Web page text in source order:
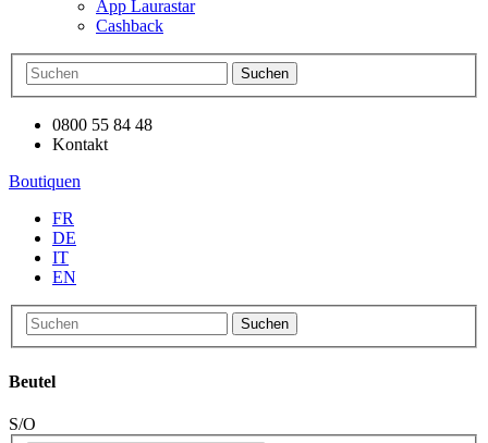
App Laurastar
Cashback
Suchen
0800 55 84 48
Kontakt
Boutiquen
FR
DE
IT
EN
Suchen
Beutel
S/O